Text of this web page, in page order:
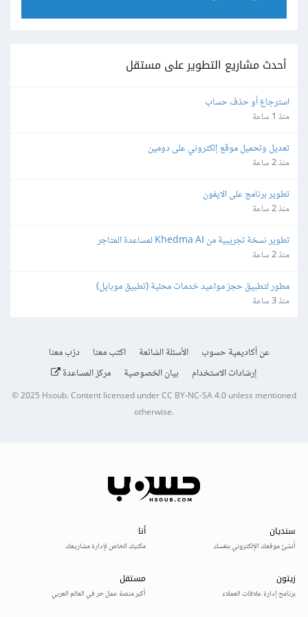
أحدث مشاريع التطوير على مستقل
استرجاع أو حذف حساب
منذ 1 ساعة
تعديل وتحميل موقع إلكتروني على دومين
منذ 2 ساعة
تطوير برنامج على الايفون
منذ 2 ساعة
تطوير نسخة تجريبية من Khedma AI لمساعدة المتاجر
منذ 2 ساعة
مطور لتطبيق حجز مواعيد خدمات محلية (تطبيق موبايل)
منذ 3 ساعة
عن أكاديمية حسوب الأسئلة الشائعة اكتب معنا
درّب معنا
إرشادات الاستخدام
بيان الخصوصية مركز المساعدة
© 2025 Hsoub.Content licensed underCC BY-NC-SA 4.0unless mentioned
otherwise.